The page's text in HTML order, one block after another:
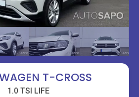
T-CROSS
1.0 TSI LIFE